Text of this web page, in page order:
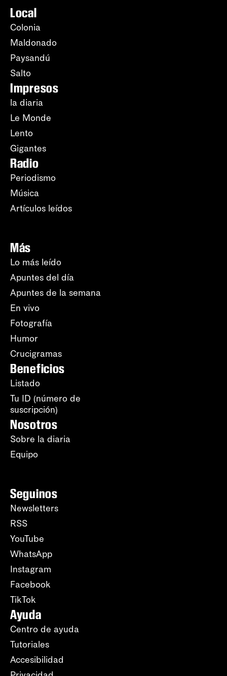
Local
Colonia
Maldonado
Paysandú
Salto
Impresos
la diaria
Le Monde
Lento
Gigantes
Radio
Periodismo
Música
Artículos leídos
Más
Lo más leído
Apuntes del día
Apuntes de la semana
En vivo
Fotografía
Humor
Crucigramas
Beneficios
Listado
Tu ID (número de
suscripción)
Nosotros
Sobre la diaria
Equipo
Seguinos
Newsletters
RSS
YouTube
WhatsApp
Instagram
Facebook
TikTok
Ayuda
Centro de ayuda
Tutoriales
Accesibilidad